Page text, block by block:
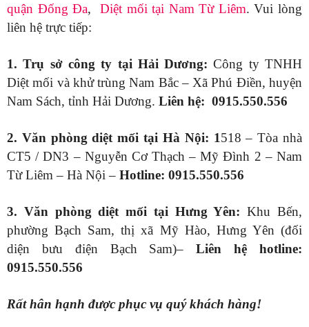
quận Đống Đa,Diệt mối tại Nam Từ Liêm. Vui lòng
liên hệ trực tiếp:
1. Trụ sở công ty tại Hải Dương: Công ty TNHH
Diệt mối và khử trùng Nam Bắc – Xã Phú Điền, huyện
Nam Sách, tỉnh Hải Dương. Liên hệ: 0915.550.556
2. Văn phòng diệt mối tại Hà Nội: 1518 – Tòa nhà
CT5 / DN3 – Nguyễn Cơ Thạch – Mỹ Đình 2 – Nam
Từ Liêm – Hà Nội – Hotline: 0915.550.556
3. Văn phòng diệt mối tại Hưng Yên: Khu Bến,
phường Bạch Sam, thị xã Mỹ Hào, Hưng Yên (đối
diện bưu điện Bạch Sam)– Liên hệ hotline:
0915.550.556
Rất hân hạnh được phục vụ quý khách hàng!